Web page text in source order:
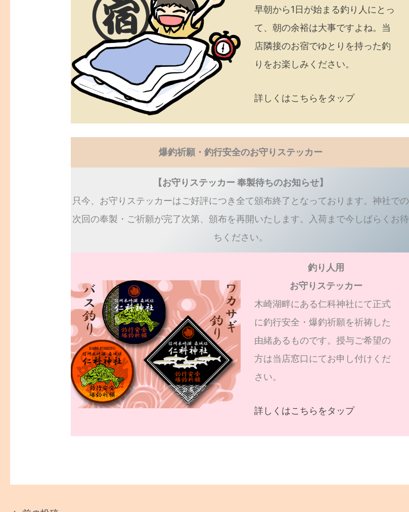
早朝から1日が始まる釣り人にとっ
て、朝の余裕は大事ですよね。当
店隣接のお宿でゆとりを持った釣
りをお楽しみください。
詳しくはこちらをタップ
爆釣祈願・釣行安全のお守りステッカー
【お守りステッカー 奉製待ちのお知らせ】
只今、お守りステッカーはご好評につき全て頒布終了となっております。神社での
次回の奉製・ご祈願が完了次第、頒布を再開いたします。入荷まで今しばらくお待
ちください。
釣り人用
お守りステッカー
木崎湖畔にある仁科神社にて正式
に釣行安全・爆釣祈願を祈祷した
由緒あるものです。授与ご希望の
方は当店窓口にてお申し付けくだ
さい。
詳しくはこちらをタップ